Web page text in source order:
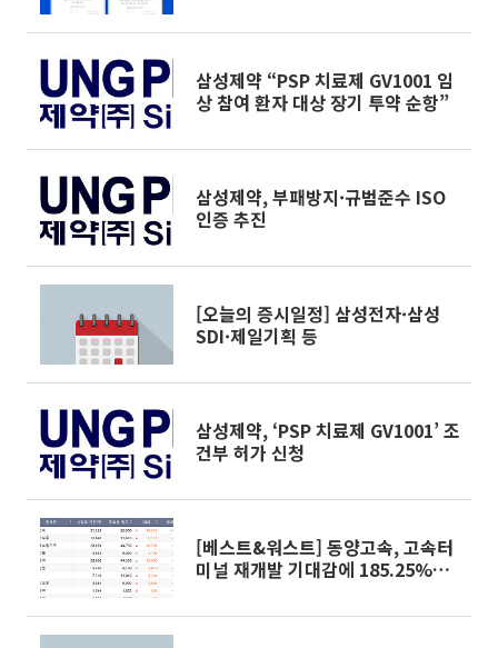
삼성제약 “PSP 치료제 GV1001 임
상 참여 환자 대상 장기 투약 순항”
삼성제약, 부패방지·규범준수 ISO
인증 추진
[오늘의 증시일정] 삼성전자·삼성
SDI·제일기획 등
삼성제약, ‘PSP 치료제 GV1001’ 조
건부 허가 신청
[베스트&워스트] 동양고속, 고속터
미널 재개발 기대감에 185.25%